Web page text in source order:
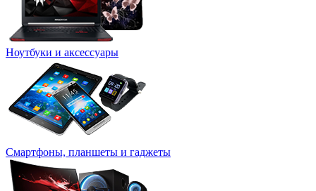
Ноутбуки и аксессуары
Смартфоны, планшеты и гаджеты